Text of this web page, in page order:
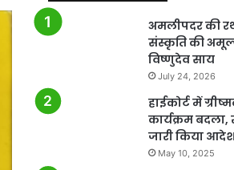
अमलीपदर की
संस्कृति की
विष्णुदेव साय
July 24, 2026
हाईकोर्ट में
कार्यक्रम बदला,
जारी किया
May 10, 2025